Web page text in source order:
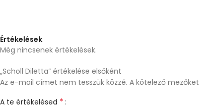
Értékelések
Még nincsenek értékelések.
„Scholl Diletta” értékelése elsőként
Az e-mail címet nem tesszük közzé. A kötelező mezőket
A te értékelésed *